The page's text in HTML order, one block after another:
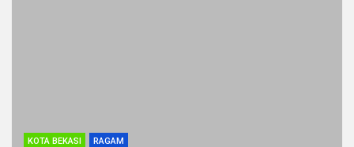
KOTA BEKASI RAGAM